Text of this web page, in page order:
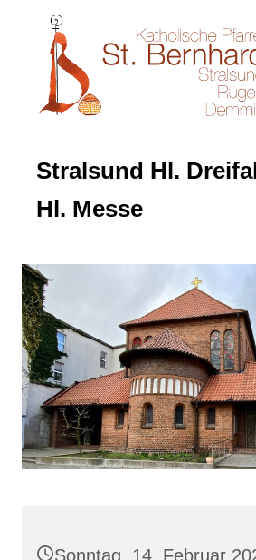
Stralsund Hl.
Hl. Messe
Sonntag, 14. Februar